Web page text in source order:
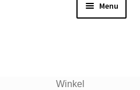
Menu
Winkel